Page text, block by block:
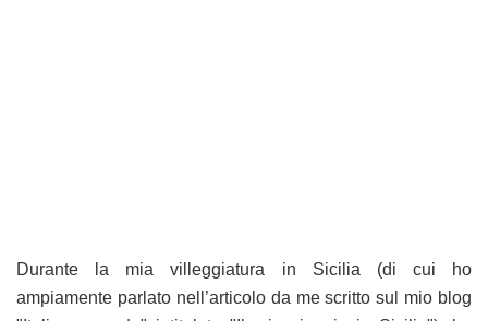
Durante la mia villeggiatura in Sicilia (di cui ho
ampiamente parlato nell’articolo da me scritto sul mio blog